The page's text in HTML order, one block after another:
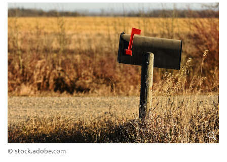
© stock.adobe.com